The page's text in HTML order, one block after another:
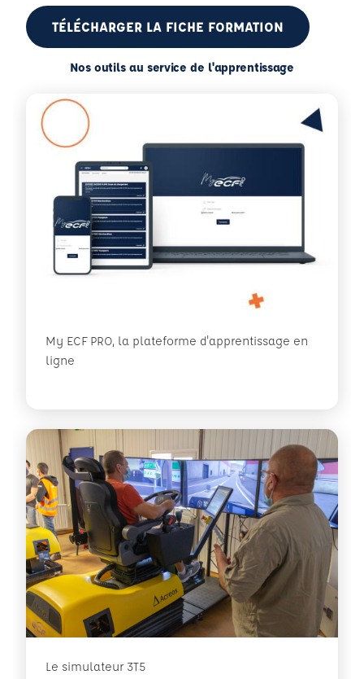
TÉLÉCHARGER LA FICHE FORMATION
Nos outils au service de l'apprentissage
My ECF PRO, la plateforme d'apprentissage en
ligne
Le simulateur 3T5